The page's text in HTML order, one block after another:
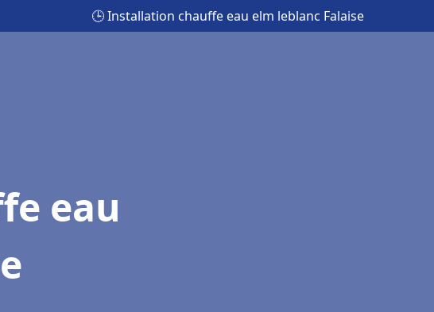
🕒 Installation chauffe eau elm leblanc Falaise
eau